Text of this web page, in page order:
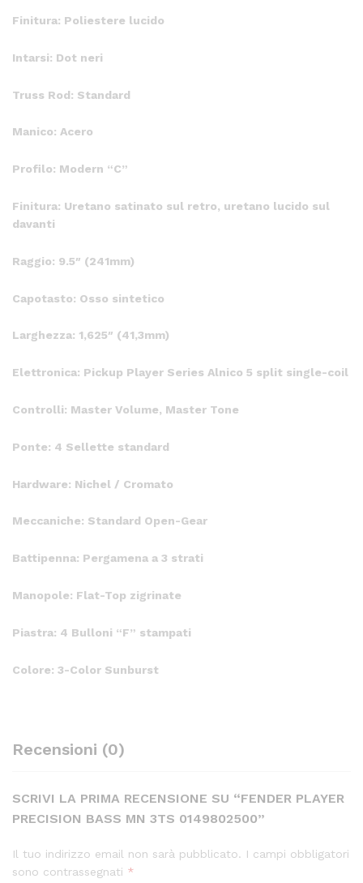
Finitura: Poliestere lucido
Intarsi: Dot neri
Truss Rod: Standard
Manico: Acero
Profilo: Modern “C”
Finitura: Uretano satinato sul retro, uretano lucido sul
davanti
Raggio: 9.5″ (241mm)
Capotasto: Osso sintetico
Larghezza: 1,625″ (41,3mm)
Elettronica: Pickup Player Series Alnico 5 split single-coil
Controlli: Master Volume, Master Tone
Ponte: 4 Sellette standard
Hardware: Nichel / Cromato
Meccaniche: Standard Open-Gear
Battipenna: Pergamena a 3 strati
Manopole: Flat-Top zigrinate
Piastra: 4 Bulloni “F” stampati
Colore: 3-Color Sunburst
Recensioni (0)
SCRIVI LA PRIMA RECENSIONE SU “FENDER PLAYER
PRECISION BASS MN 3TS 0149802500”
Il tuo indirizzo email non sarà pubblicato. I campi obbligatori
sono contrassegnati *